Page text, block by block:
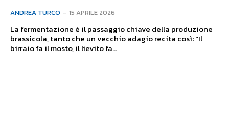
ANDREA TURCO - 15 APRILE 2026
La fermentazione è il passaggio chiave della produzione
brassicola, tanto che un vecchio adagio recita così: "Il
birraio fa il mosto, il lievito fa...